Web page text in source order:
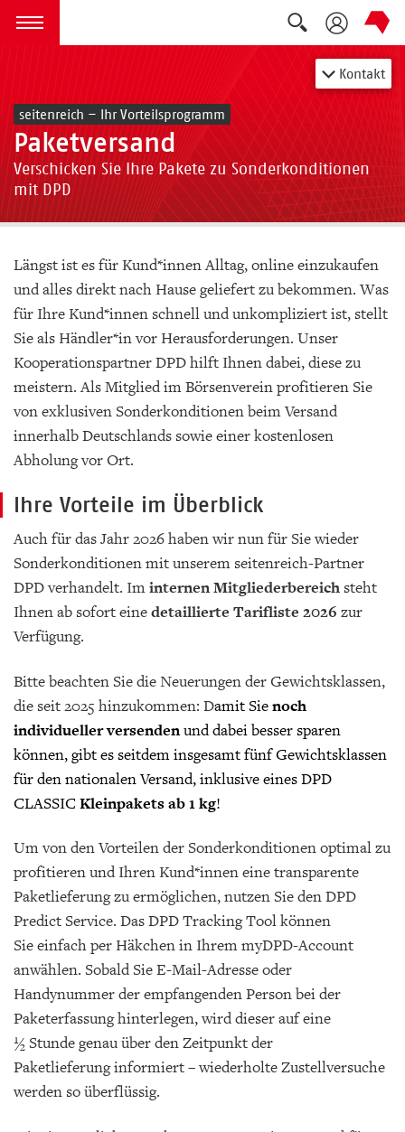
zum Inhalt springen
Menü öffnen
Suche
Kontakt
seitenreich – Ihr Vorteilsprogramm
Paketversand
Verschicken Sie Ihre Pakete zu Sonderkonditionen
mit DPD
Längst ist es für Kund*innen Alltag, online einzukaufen
und alles direkt nach Hause geliefert zu bekommen. Was
für Ihre Kund*innen schnell und unkompliziert ist, stellt
Sie als Händler*in vor Herausforderungen. Unser
Kooperationspartner DPD hilft Ihnen dabei, diese zu
meistern. Als Mitglied im Börsenverein profitieren Sie
von exklusiven Sonderkonditionen beim Versand
innerhalb Deutschlands sowie einer kostenlosen
Abholung vor Ort.
Ihre Vorteile im Überblick
Auch für das Jahr 2026 haben wir nun für Sie wieder
Sonderkonditionen mit unserem seitenreich-Partner
DPD verhandelt. Iminternen Mitgliederbereich steht
Ihnen ab sofort einedetaillierte Tarifliste 2026 zur
Verfügung.
Bitte beachten Sie die Neuerungen der Gewichtsklassen,
die seit 2025 hinzukommen: Damit Sienoch
individueller versendenund dabei besser sparen
können, gibt es seitdem insgesamt fünf Gewichtsklassen
für den nationalen Versand, inklusive eines DPD
CLASSIC Kleinpakets ab 1 kg!
Um von den Vorteilen der Sonderkonditionen optimal zu
profitieren und Ihren Kund*innen eine transparente
Paketlieferung zu ermöglichen, nutzen Sie den DPD
Predict Service. Das DPD Tracking Tool können
Sie einfach per Häkchen in Ihrem myDPD-Account
anwählen. Sobald Sie E-Mail-Adresse oder
Handynummer der empfangenden Person bei der
Paketerfassung hinterlegen, wird dieser auf eine
½ Stunde genau über den Zeitpunkt der
Paketlieferung informiert – wiederholte Zustellversuche
werden so überflüssig.